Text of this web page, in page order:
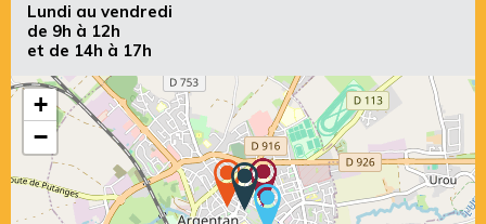
Lundi au vendredi
de 9h à 12h
et de 14h à 17h
+
−